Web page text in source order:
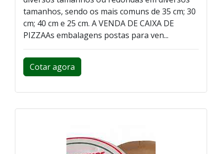
tamanhos, sendo os mais comuns de 35 cm; 30
cm; 40 cm e 25 cm. A VENDA DE CAIXA DE
PIZZAAs embalagens postas para ven...
Cotar agora